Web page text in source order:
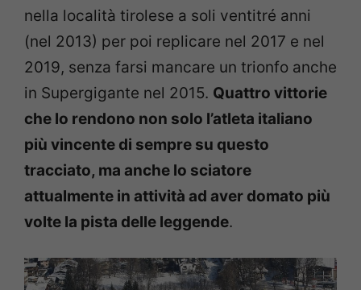
nella località tirolese a soli ventitré anni
(nel 2013) per poi replicare nel 2017 e nel
2019, senza farsi mancare un trionfo anche
in Supergigante nel 2015. Quattro vittorie
che lo rendono non solo l’atleta italiano
più vincente di sempre su questo
tracciato, ma anche lo sciatore
attualmente in attività ad aver domato più
volte la pista delle leggende.